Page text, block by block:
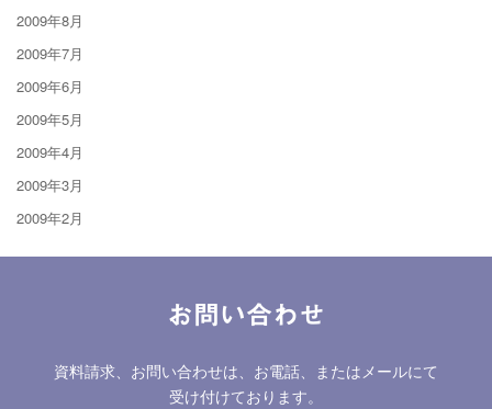
2009年8月
2009年7月
2009年6月
2009年5月
2009年4月
2009年3月
2009年2月
お問い合わせ
資料請求、お問い合わせは、お電話、またはメールにて
受け付けております。